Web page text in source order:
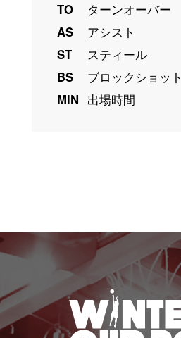
TO
ターンオーバー
AS
アシスト
ST
スティール
BS
ブロックショット
MIN 出場時間